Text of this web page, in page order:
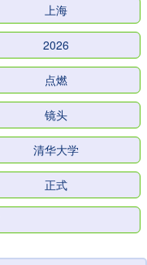
上海
2026
点燃
镜头
清华大学
正式